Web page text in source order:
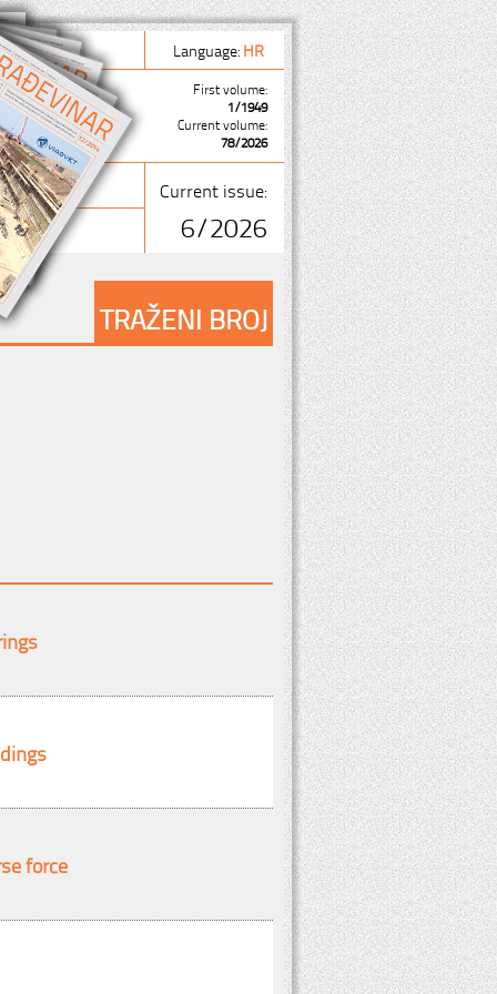
Language:HR
First volume:
1/1949
Current volume:
78/2026
Current issue:
6/2026
TRAŽENI BROJ
force